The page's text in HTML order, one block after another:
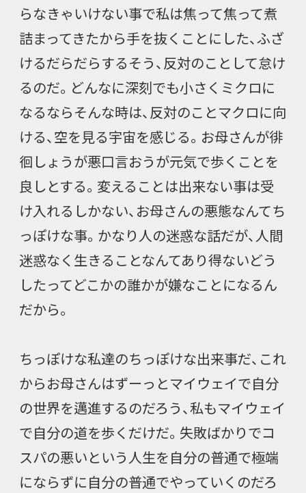
らなきゃいけない事で私は焦って焦って煮
詰まってきたから手を抜くことにした、ふざ
けるだらだらするそう、反対のことして怠け
るのだ。どんなに深刻でも小さくミクロに
なるならそんな時は、反対のことマクロに向
ける、空を見る宇宙を感じる。お母さんが徘
徊しょうが悪口言おうが元気で歩くことを
良しとする。変えることは出来ない事は受
け入れるしかない、お母さんの悪態なんてち
っぽけな事。かなり人の迷惑な話だが、人間
迷惑なく生きることなんてあり得ないどう
したってどこかの誰かが嫌なことになるん
だから。
ちっぽけな私達のちっぽけな出来事だ、これ
からお母さんはずーっとマイウェイで自分
の世界を邁進するのだろう、私もマイウェイ
で自分の道を歩くだけだ。失敗ばかりでコ
スパの悪いという人生を自分の普通で極端
にならずに自分の普通でやっていくのだろ